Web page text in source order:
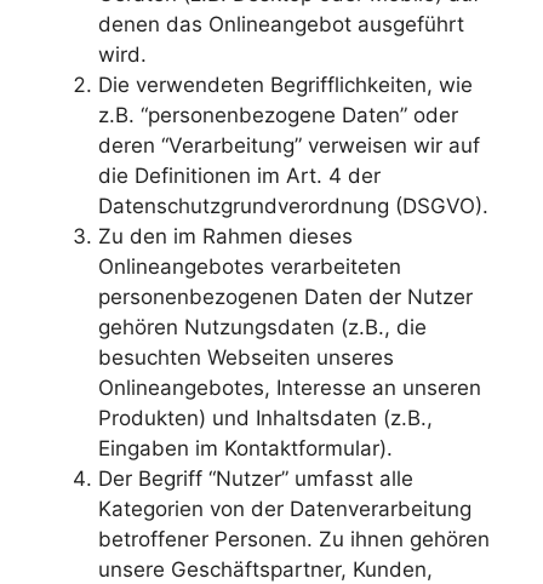
denen das Onlineangebot ausgeführt
wird.
Die verwendeten Begrifflichkeiten, wie
z.B. “personenbezogene Daten” oder
deren “Verarbeitung” verweisen wir auf
die Definitionen im Art. 4 der
Datenschutzgrundverordnung (DSGVO).
Zu den im Rahmen dieses
Onlineangebotes verarbeiteten
personenbezogenen Daten der Nutzer
gehören Nutzungsdaten (z.B., die
besuchten Webseiten unseres
Onlineangebotes, Interesse an unseren
Produkten) und Inhaltsdaten (z.B.,
Eingaben im Kontaktformular).
Der Begriff “Nutzer” umfasst alle
Kategorien von der Datenverarbeitung
betroffener Personen. Zu ihnen gehören
unsere Geschäftspartner, Kunden,